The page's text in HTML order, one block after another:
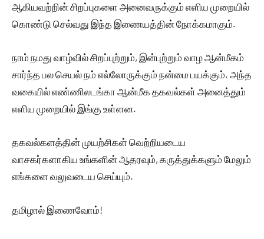
ஆகியவற்றின் சிறப்புகளை அனைவருக்கும் எளிய முறையில்
கொண்டு செல்வது இந்த இணையத்தின் நோக்கமாகும்.
நாம் நமது வாழ்வில் சிறப்புற்றும், இன்புற்றும் வாழ ஆன்மீகம்
சார்ந்த பல செயல் நம் எல்லோருக்கும் நன்மை பயக்கும். அந்த
வகையில் எண்ணிலடங்கா ஆன்மீக தகவல்கள் அனைத்தும்
எளிய முறையில் இங்கு உள்ளன.
தகவல்களத்தின் முயற்சிகள் வெற்றியடைய
வாசகர்களாகிய உங்களின் ஆதரவும், கருத்துக்களும் மேலும்
எங்களை வலுவடைய செய்யும்.
தமிழால் இணைவோம்!